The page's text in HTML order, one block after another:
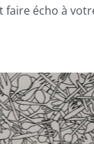
faire écho à